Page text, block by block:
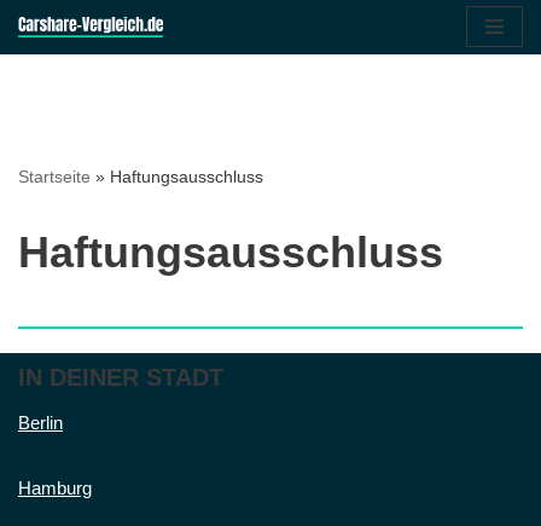
Startseite » Haftungsausschluss
Haftungsausschluss
IN DEINER STADT
Berlin
Hamburg